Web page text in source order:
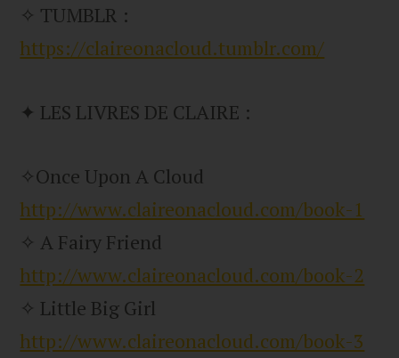
✧ TUMBLR :
https://claireonacloud.tumblr.com/
✦ LES LIVRES DE CLAIRE :
✧Once Upon A Cloud
http://www.claireonacloud.com/book-1
✧ A Fairy Friend
http://www.claireonacloud.com/book-2
✧ Little Big Girl
http://www.claireonacloud.com/book-3